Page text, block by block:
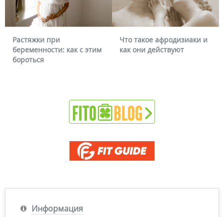
Растяжки при
беременности: как с этим
бороться
Что такое афродизиаки и
как они действуют
Информация